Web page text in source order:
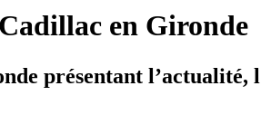
en Gironde
présentant l’actualité,